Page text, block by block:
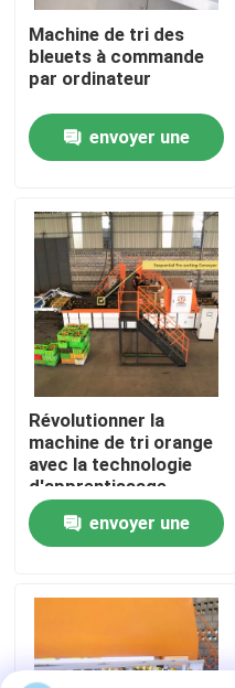
Maison
Produits
VR Show
Au sujet de nous
Visite d'usine
Contrôle de qualité
Contactez-nous
Trieuse de dates
Machine de tri des
bleuets à commande
par ordinateur
envoyer une
Révolutionner la
machine de tri orange
avec la technologie
d'apprentissage
profond de l'IA
envoyer une